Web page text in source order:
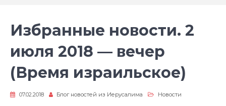
Избранные новости. 2
июля 2018 — вечер
(Время израильское)
07.02.2018 Блог новостей из Иерусалима Новости